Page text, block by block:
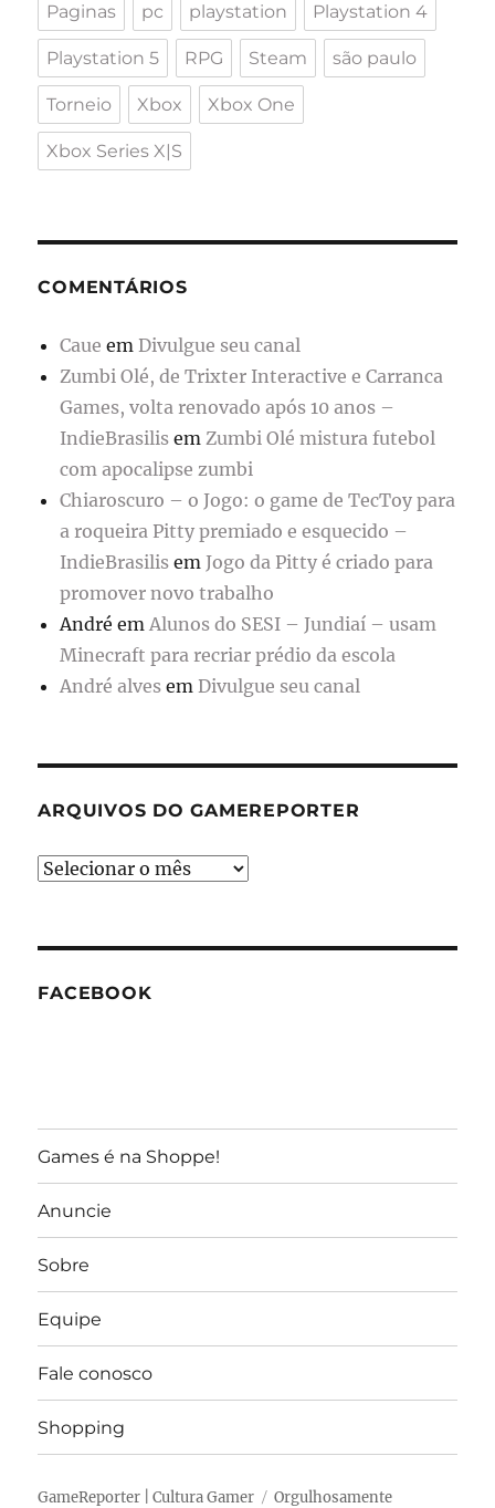
Paginas pc playstation Playstation 4
Playstation 5 RPG Steam são paulo
Torneio Xbox Xbox One
Xbox Series X|S
COMENTÁRIOS
Caue emDivulgue seu canal
Zumbi Olé, de Trixter Interactive e Carranca
Games, volta renovado após 10 anos –
IndieBrasilis emZumbi Olé mistura futebol
com apocalipse zumbi
Chiaroscuro – o Jogo: o game de TecToy para
a roqueira Pitty premiado e esquecido –
IndieBrasilis em Jogo da Pitty é criado para
promover novo trabalho
André emAlunos do SESI – Jundiaí – usam
Minecraft para recriar prédio da escola
André alves emDivulgue seu canal
ARQUIVOS DO GAMEREPORTER
Arquivos
FACEBOOK
Games é na Shoppe!
Anuncie
Sobre
Equipe
Fale conosco
Shopping
GameReporter | Cultura Gamer Orgulhosamente